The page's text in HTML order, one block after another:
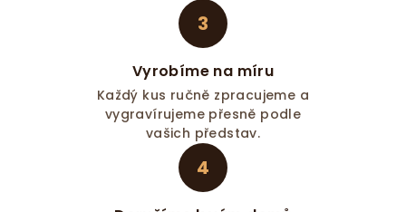
3
Vyrobíme na míru
Každý kus ručně zpracujeme a
vygravírujeme přesně podle
vašich představ.
4